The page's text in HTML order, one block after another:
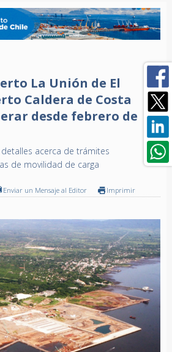
La Unión de El
Caldera de Costa
desde febrero de
acerca de trámites
de movilidad de carga
Enviar un Mensaje al Editor Imprimir